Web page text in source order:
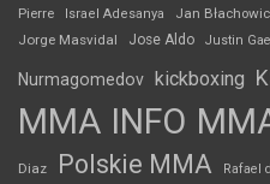
Pierre
Israel Adesanya Jan
Jorge Masvidal Jose Aldo Justin
Nurmagomedov kickboxing
MMA INFO
Diaz Polskie MMA Rafael